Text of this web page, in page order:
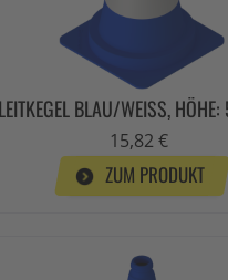
LEITKEGEL BLAU/WEISS,
15,82 €
ZUM PRODUKT